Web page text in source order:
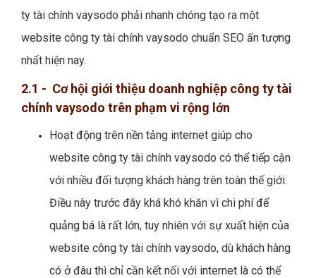
ty tài chính vaysodo phải nhanh chóng tạo ra một
website công ty tài chính vaysodo chuẩn SEO ấn tượng
nhất hiện nay.
2.1 - Cơ hội giới thiệu doanh nghiệp công ty tài
chính vaysodo trên phạm vi rộng lớn
Hoạt động trên nền tảng internet giúp cho
website công ty tài chính vaysodo có thể tiếp cận
với nhiều đối tượng khách hàng trên toàn thế giới.
Điều này trước đây khá khó khăn vì chi phí để
quảng bá là rất lớn, tuy nhiên với sự xuất hiện của
website công ty tài chính vaysodo, dù khách hàng
có ở đâu thì chỉ cần kết nối với internet là có thể